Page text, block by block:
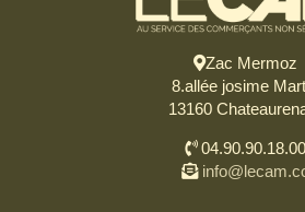
Zac Mermoz
8.allée josime
13160
04.90.90.18.00